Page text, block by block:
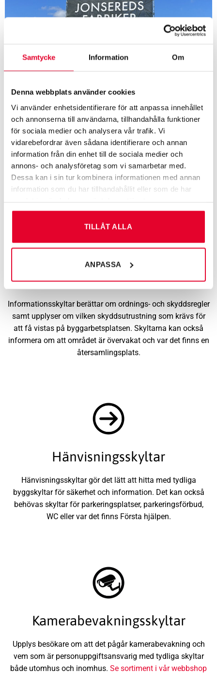
Samtycke Information Om
Denna webbplats använder cookies
Vi använder enhetsidentifierare för att anpassa innehållet
och annonserna till användarna, tillhandahålla funktioner
för sociala medier och analysera vår trafik. Vi
vidarebefordrar även sådana identifierare och annan
information från din enhet till de sociala medier och
annons- och analysföretag som vi samarbetar med.
Dessa kan i sin tur kombinera informationen med annan
information som du har tillhandahållit eller som de har
TILLÅT ALLA
ANPASSA
Tre viktiga skyltar på
byggarbetsplatsen
Informationsskyltar
Informationsskyltar berättar om ordnings- och skyddsregler
samt upplyser om vilken skyddsutrustning som krävs för
att få vistas på byggarbetsplatsen. Skyltarna kan också
informera om att området är övervakat och var det finns en
återsamlingsplats.
Hänvisningsskyltar
Hänvisningsskyltar gör det lätt att hitta med tydliga
byggskyltar för säkerhet och information. Det kan också
behövas skyltar för parkeringsplatser, parkeringsförbud,
WC eller var det finns Första hjälpen.
Kamerabevakningsskyltar
Upplys besökare om att det pågår kamerabevakning och
vem som är personuppgiftsansvarig med tydliga skyltar
både utomhus och inomhus. Se sortiment i vår webbshop